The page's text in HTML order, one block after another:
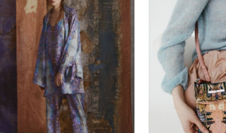
Шелковый костюм-
тройка в пижамном
стиле/ Pajama Silk
от 40 000 pуб.
Шелковая
11